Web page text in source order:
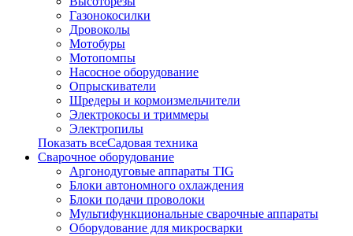
Газонокосилки
Дровоколы
Мотобуры
Мотопомпы
Насосное оборудование
Опрыскиватели
Шредеры и кормоизмельчители
Электрокосы и триммеры
Электропилы
Показать всеСадовая техника
Сварочное оборудование
Аргонодуговые аппараты TIG
Блоки автономного охлаждения
Блоки подачи проволоки
Мультифункциональные сварочные аппараты
Оборудование для микросварки